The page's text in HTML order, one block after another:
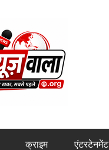
क्राइम एंटरटेनमेंट